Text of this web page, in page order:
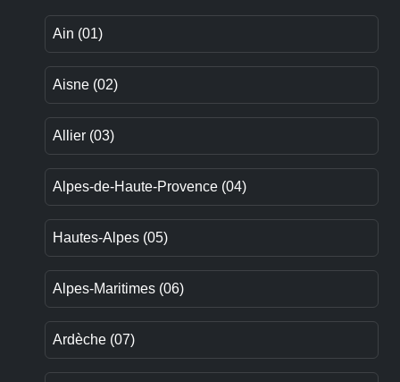
Ain (01)
Aisne (02)
Allier (03)
Alpes-de-Haute-Provence (04)
Hautes-Alpes (05)
Alpes-Maritimes (06)
Ardèche (07)